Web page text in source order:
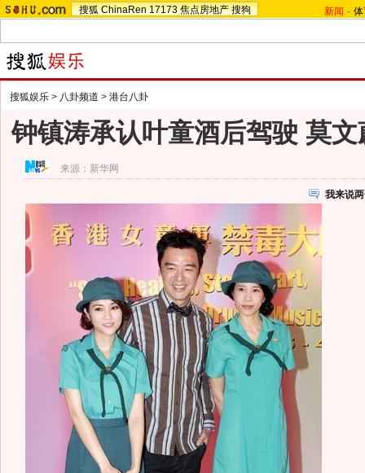
搜狐 ChinaRen 17173 焦点房地产 搜狗 新闻 -
搜狐娱乐 > 八卦频道 > 港台八卦
钟镇涛承认叶童酒后驾驶 莫
来源： 新华网
我来说